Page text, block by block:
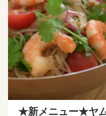
★新メニュー★ヤ